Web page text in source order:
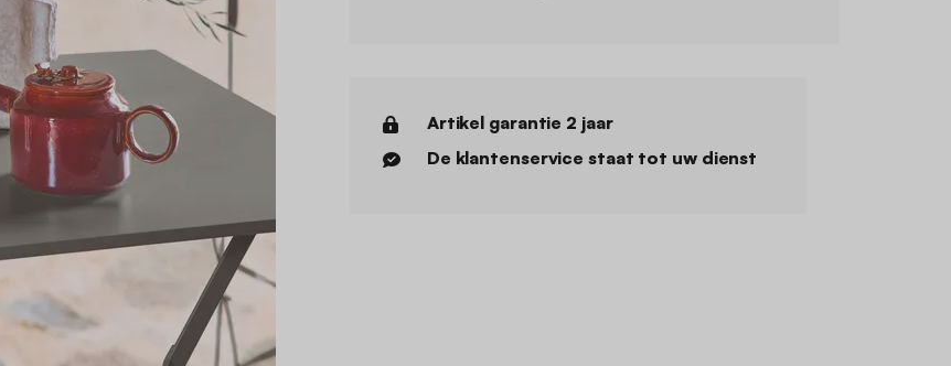
Artikel garantie 2 jaar
De klantenservice staat tot uw dienst